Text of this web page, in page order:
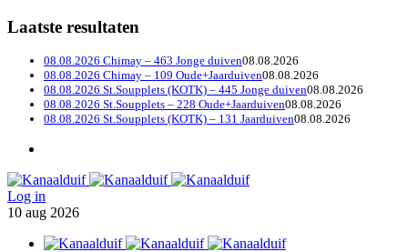
Laatste resultaten
08.08.2026 Chimay – 463 Jonge duiven08.08.2026
08.08.2026 Chimay – 109 Oude+Jaarduiven08.08.2026
08.08.2026 St.Soupplets (KOTK) – 445 Jonge duiven08.08.2026
08.08.2026 St.Soupplets – 228 Oude+Jaarduiven08.08.2026
08.08.2026 St.Soupplets (KOTK) – 131 Jaarduiven08.08.2026
Log in
10 aug 2026